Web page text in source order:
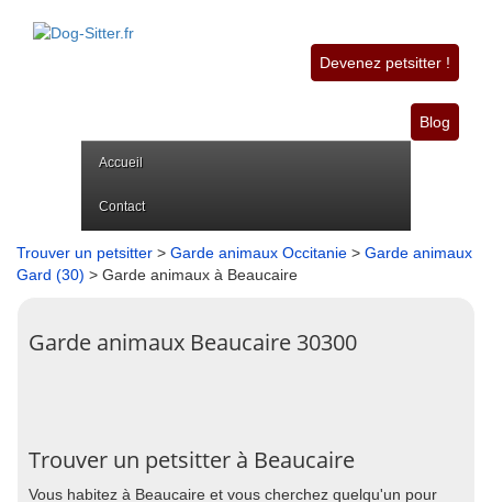
Devenez petsitter !
Blog
Accueil
Contact
Trouver un petsitter > Garde animaux Occitanie > Garde animaux
Gard (30) > Garde animaux à Beaucaire
Garde animaux Beaucaire 30300
Trouver un petsitter à Beaucaire
Vous habitez à Beaucaire et vous cherchez quelqu'un pour